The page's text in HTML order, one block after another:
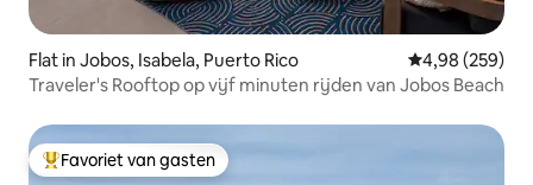
Flat in Jobos, Isabela, Puerto Rico Gemiddelde
4,98 (259)
Traveler's Rooftop op vijf minuten rijden van Jobos Beach
Topfavoriet van gasten
Favoriet van gasten